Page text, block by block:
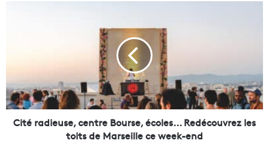
d
i
e
Cité radieuse, centre Bourse, écoles... Redécouvrez les
toits de Marseille ce week-end